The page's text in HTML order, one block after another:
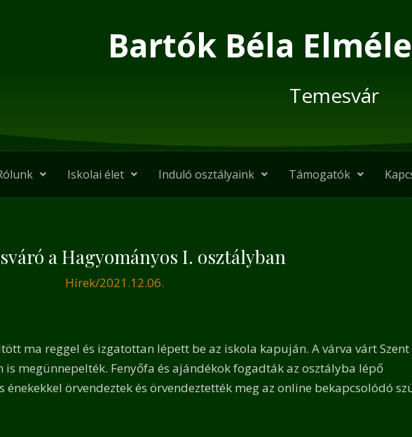
Bartók Béla
Temesvár
Iskolai élet Induló osztályaink Támogatók
a Hagyományos I. osztályban
Hírek/2021.12.06.
ma reggel és izgatottan lépett be az iskola kapuján. A várva várt Szent
megünnepelték. Fenyőfa és ajándékok fogadták az osztályba lépő
énekekkel örvendeztek és örvendeztették meg az online bekapcsolódó